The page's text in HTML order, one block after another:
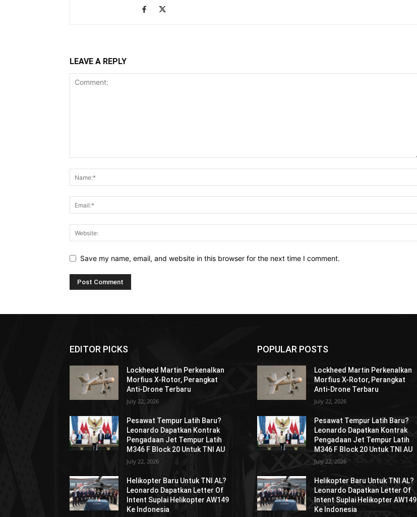
LEAVE A REPLY
Save my name, email, and website in this browser for the next time I comment.
EDITOR PICKS
Lockheed Martin Perkenalkan
Morfius X-Rotor, Perangkat
Anti-Drone Terbaru
July 22, 2026
Pesawat Tempur Latih Baru?
Leonardo Dapatkan Kontrak
Pengadaan Jet Tempur Latih
M346 F Block 20 Untuk TNI AU
July 22, 2026
Helikopter Baru Untuk TNI AL?
Leonardo Dapatkan Letter Of
Intent Suplai Helikopter AW149
Ke Indonesia
POPULAR POSTS
Lockheed Martin Perkenalkan
Morfius X-Rotor, Perangkat
Anti-Drone Terbaru
July 22, 2026
Pesawat Tempur Latih Baru?
Leonardo Dapatkan Kontrak
Pengadaan Jet Tempur Latih
M346 F Block 20 Untuk TNI AU
July 22, 2026
Helikopter Baru Untuk TNI AL?
Leonardo Dapatkan Letter Of
Intent Suplai Helikopter AW149
Ke Indonesia